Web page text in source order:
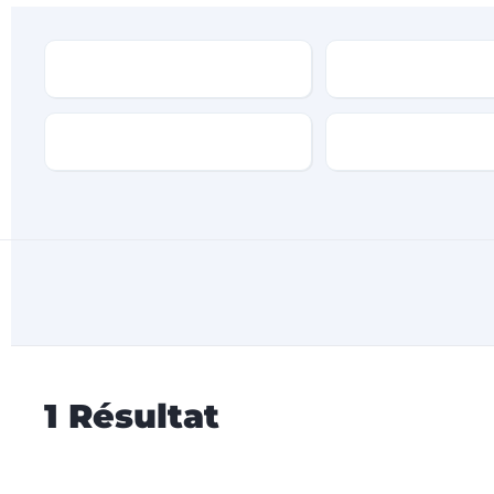
1 Résultat